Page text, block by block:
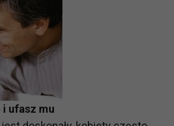
ufasz mu